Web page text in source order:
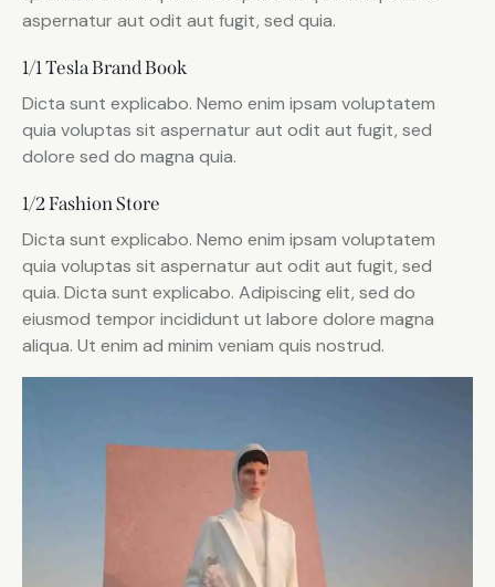
aspernatur aut odit aut fugit, sed quia.
1/1 Tesla Brand Book
Dicta sunt explicabo. Nemo enim ipsam voluptatem
quia voluptas sit aspernatur aut odit aut fugit, sed
dolore sed do magna quia.
1/2 Fashion Store
Dicta sunt explicabo. Nemo enim ipsam voluptatem
quia voluptas sit aspernatur aut odit aut fugit, sed
quia. Dicta sunt explicabo. Adipiscing elit, sed do
eiusmod tempor incididunt ut labore dolore magna
aliqua. Ut enim ad minim veniam quis nostrud.